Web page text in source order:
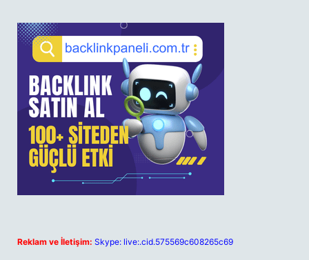
Reklam ve İletişim: Skype: live:.cid.575569c608265c69